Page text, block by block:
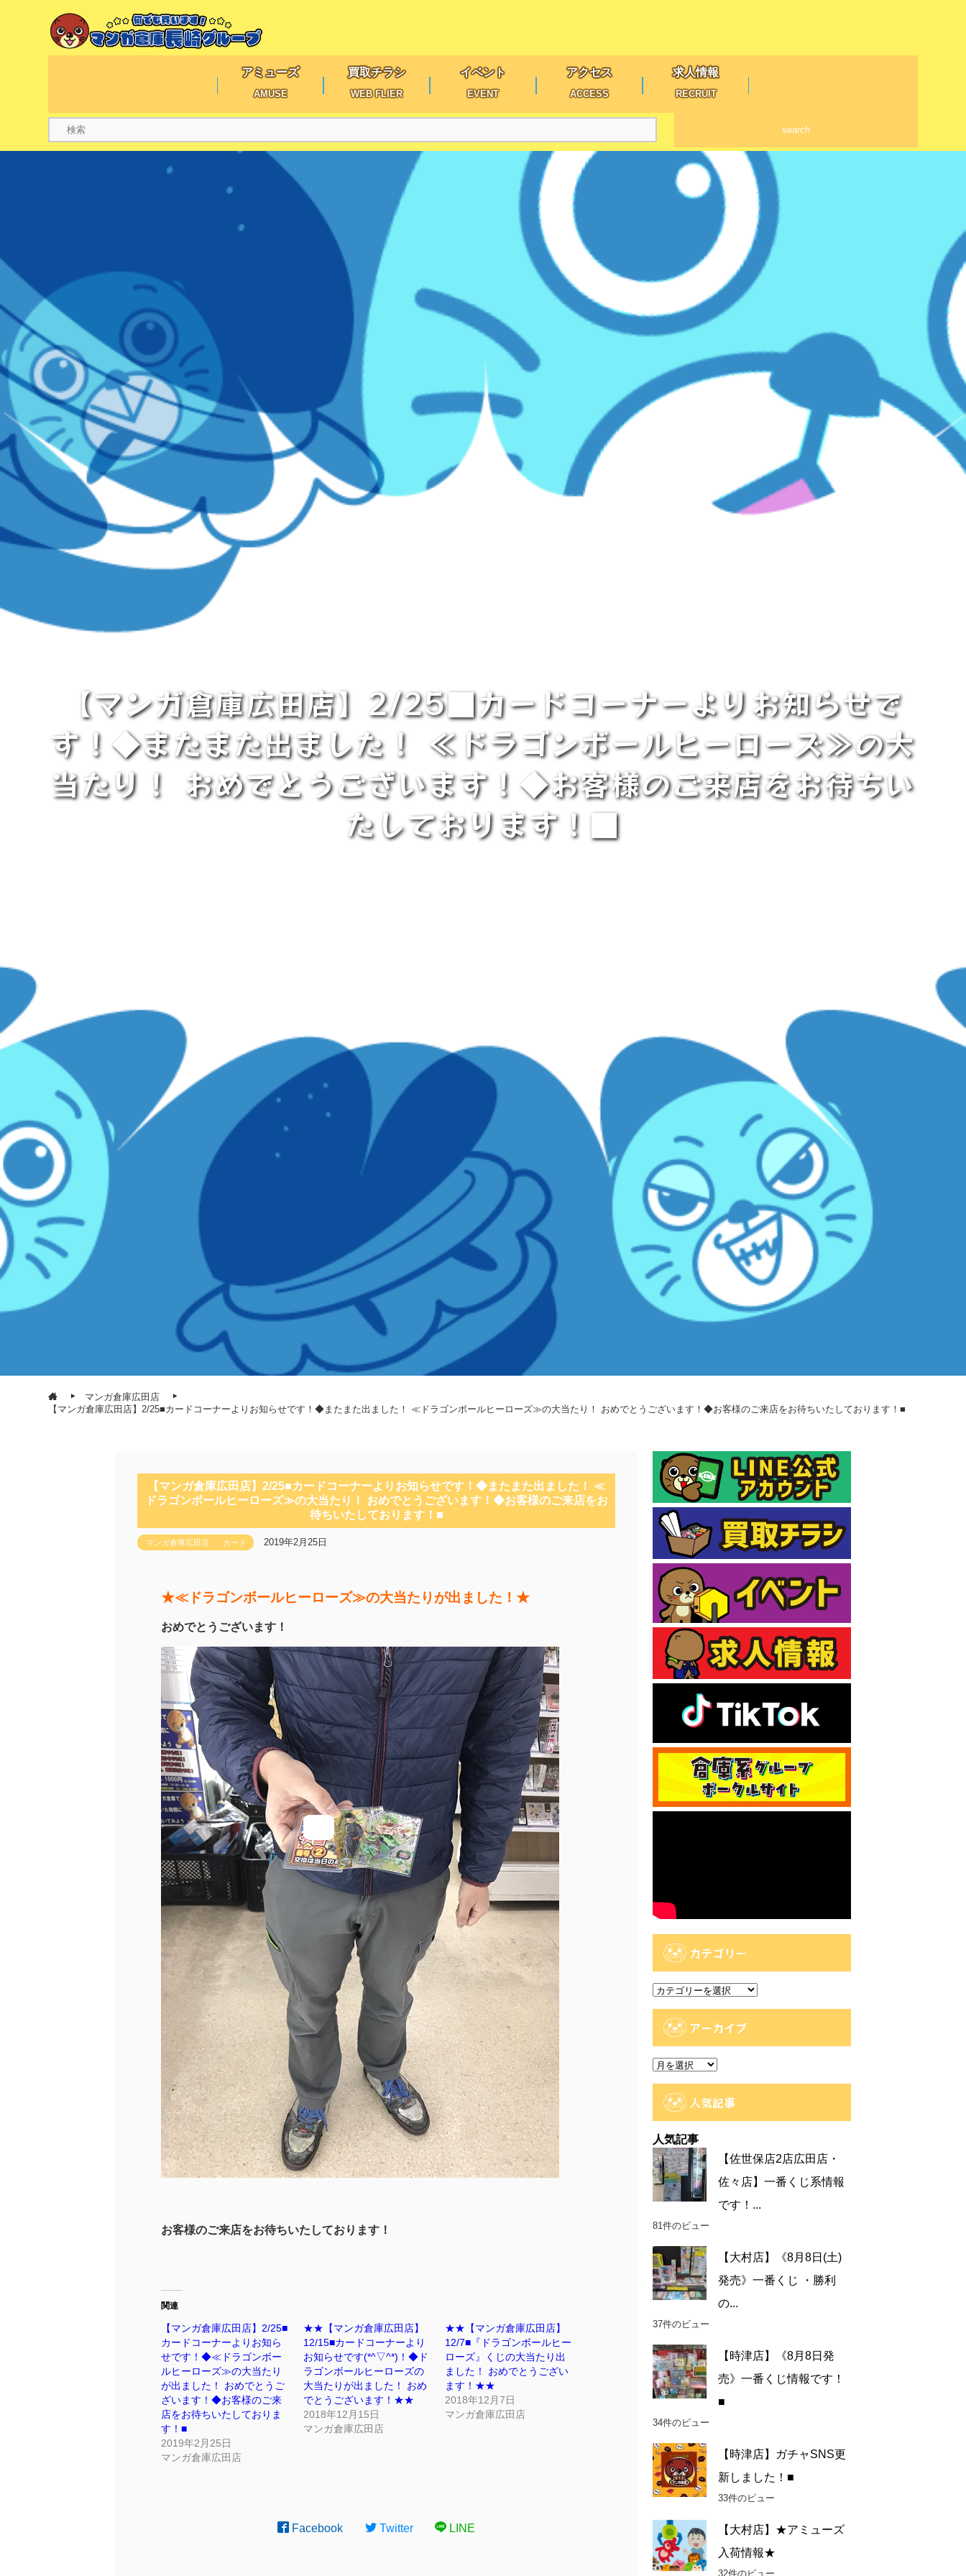
アミューズ
AMUSE
買取チラシ
WEB FLIER
イベント
EVENT
アクセス
ACCESS
求人情報
RECRUIT
search
【マンガ倉庫広田店】2/25■カードコーナーよりお知らせで
す！◆またまた出ました！ ≪ドラゴンボールヒーローズ≫の大
当たり！ おめでとうございます！◆お客様のご来店をお待ちい
たしております！■
マンガ倉庫広田店
【マンガ倉庫広田店】2/25■カードコーナーよりお知らせです！◆またまた出ました！ ≪ドラゴンボールヒーローズ≫の大当たり！ おめでとうございます！◆お客様のご来店をお待ちいたしております！■
【マンガ倉庫広田店】2/25■カードコーナーよりお知らせです！◆またまた出ました！ ≪
ドラゴンボールヒーローズ≫の大当たり！ おめでとうございます！◆お客様のご来店をお
待ちいたしております！■
マンガ倉庫広田店 カード 2019年2月25日
★≪ドラゴンボールヒーローズ≫の大当たりが出ました！★
おめでとうございます！
お客様のご来店をお待ちいたしております！
関連
【マンガ倉庫広田店】2/25■
カードコーナーよりお知ら
せです！◆≪ドラゴンボー
ルヒーローズ≫の大当たり
が出ました！ おめでとうご
ざいます！◆お客様のご来
店をお待ちいたしておりま
す！■
2019年2月25日
マンガ倉庫広田店
★★【マンガ倉庫広田店】
12/15■カードコーナーより
お知らせです(*^▽^*)！◆ド
ラゴンボールヒーローズの
大当たりが出ました！ おめ
でとうございます！★★
2018年12月15日
マンガ倉庫広田店
★★【マンガ倉庫広田店】
12/7■『ドラゴンボールヒー
ローズ』くじの大当たり出
ました！ おめでとうござい
ます！★★
2018年12月7日
マンガ倉庫広田店
Facebook Twitter LINE
カテゴリー
カ
アーカイブ
ア
人気記事
人気記事
【佐世保店2店広田店・
佐々店】一番くじ系情報
です！...
81件のビュー
【大村店】《8月8日(土)
発売》一番くじ ・勝利
の...
37件のビュー
【時津店】《8月8日発
売》一番くじ情報です！
■
34件のビュー
【時津店】ガチャSNS更
新しました！■
33件のビュー
【大村店】★アミューズ
入荷情報★
32件のビュー